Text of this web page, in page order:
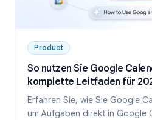
Product
So nutzen Sie Google
komplette Leitfaden für
Erfahren Sie, wie Sie Google
um Aufgaben direkt in Google